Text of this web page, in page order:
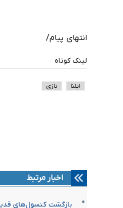
انتهای پیام/
لینک کوتاه
ایلنا بازی
اخبار مرتبط
بازگشت کنسول‌های